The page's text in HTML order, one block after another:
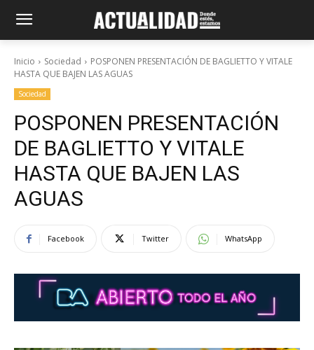
Inicio Sociedad
POSPONEN PRESENTACIÓN DE BAGLIETTO Y VITALE
HASTA QUE BAJEN LAS AGUAS
Sociedad
POSPONEN PRESENTACIÓN
DE BAGLIETTO Y VITALE
HASTA QUE BAJEN LAS
AGUAS
Facebook Twitter WhatsApp